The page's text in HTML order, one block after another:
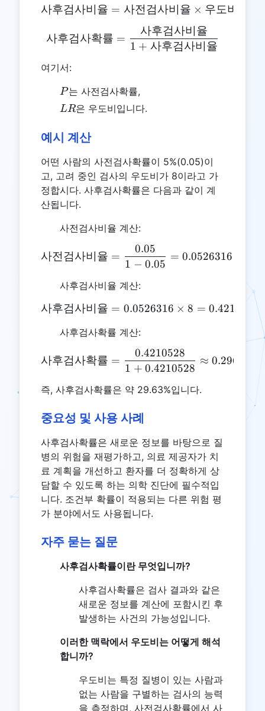
\text{사후검사비율} =
사후검사비율 = 사전검사비율 × 우도비
\text{사후검사확률} =
사후검사확률 =
1 + 사후검사비율
사후검사비율
여기서:
P
P는 사전검사확률,
LR
LR은 우도비입니다.
예시 계산
어떤 사람의 사전검사확률이 5%(0.05)이
고, 고려 중인 검사의 우도비가 8이라고 가
정합시다. 사후검사확률은 다음과 같이 계
산됩니다.
사전검사비율 계산:
\text{사전검사비율} =
사전검사비율 =
1 − 0.05
0.05
= 0.0526316
사후검사비율 계산:
\text{사후검사비율} =
사후검사비율 = 0.0526316 × 8 = 0.4210528
사후검사확률 계산:
\text{사후검사확률} =
사후검사확률 =
1 + 0.4210528
0.4210528
≈ 0.2963
즉, 사후검사확률은 약 29.63%입니다.
중요성 및 사용 사례
사후검사확률은 새로운 정보를 바탕으로 질
병의 위험을 재평가하고, 의료 제공자가 치
료 계획을 개선하고 환자를 더 정확하게 상
담할 수 있도록 하는 의학 진단에 필수적입
니다. 조건부 확률이 적용되는 다른 위험 평
가 분야에서도 사용됩니다.
자주 묻는 질문
사후검사확률이란 무엇입니까?
사후검사확률은 검사 결과와 같은
새로운 정보를 계산에 포함시킨 후
발생하는 사건의 가능성입니다.
이러한 맥락에서 우도비는 어떻게 해석
합니까?
우도비는 특정 질병이 있는 사람과
없는 사람을 구별하는 검사의 능력
을 측정하며, 사전검사확률에서 사